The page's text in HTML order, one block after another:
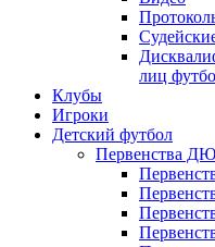
лиц
Клубы
Игроки
Детский футбол
Первенства